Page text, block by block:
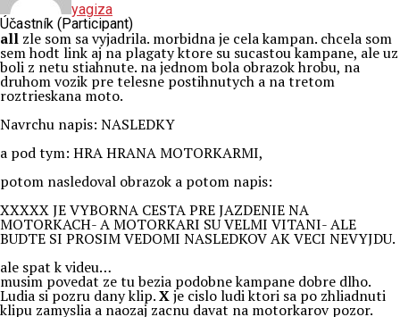
yagiza
Účastník (Participant)
all zle som sa vyjadrila. morbidna je cela kampan. chcela som
sem hodt link aj na plagaty ktore su sucastou kampane, ale uz
boli z netu stiahnute. na jednom bola obrazok hrobu, na
druhom vozik pre telesne postihnutych a na tretom
roztrieskana moto.
Navrchu napis: NASLEDKY
a pod tym: HRA HRANA MOTORKARMI,
potom nasledoval obrazok a potom napis:
XXXXX JE VYBORNA CESTA PRE JAZDENIE NA
MOTORKACH- A MOTORKARI SU VELMI VITANI- ALE
BUDTE SI PROSIM VEDOMI NASLEDKOV AK VECI NEVYJDU.
ale spat k videu…
musim povedat ze tu bezia podobne kampane dobre dlho.
Ludia si pozru dany klip.Xje cislo ludi ktori sa po zhliadnuti
klipu zamyslia a naozaj zacnu davat na motorkarov pozor.